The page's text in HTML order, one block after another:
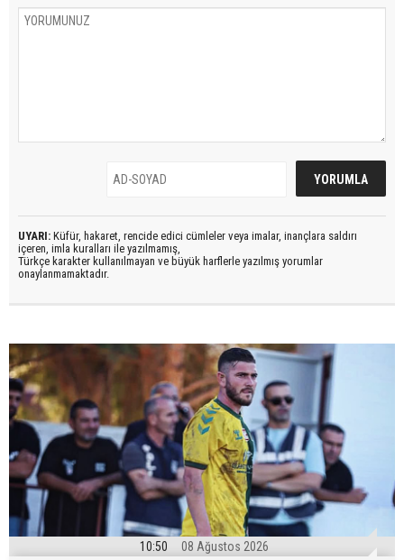
UYARI: Küfür, hakaret, rencide edici cümleler veya imalar, inançlara saldırı
içeren, imla kuralları ile yazılmamış,
Türkçe karakter kullanılmayan ve büyük harflerle yazılmış yorumlar
onaylanmamaktadır.
10:50 08 Ağustos 2026